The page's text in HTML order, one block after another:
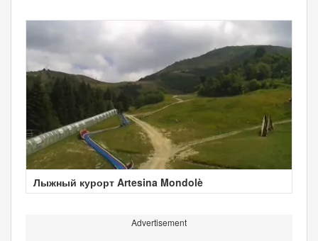
Лыжный курорт Artesina Mondolè
Advertisement